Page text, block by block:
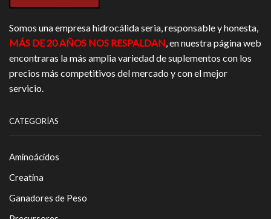
Somos una empresa hidrocálida seria, responsable y honesta,
MÁS DE 20 AÑOS NOS RESPALDAN, en nuestra página web
encontraras la más amplia variedad de suplementos con los
precios más competitivos del mercado y con el mejor
servicio.
CATEGORÍAS
Aminoácidos
Creatina
Ganadores de Peso